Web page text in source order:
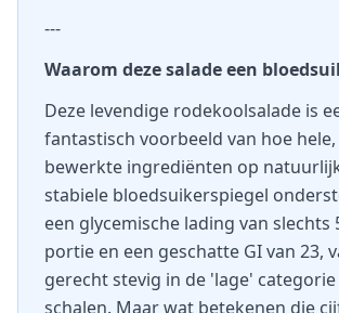
---
Waarom deze salade een
Deze levendige rodekoolsalade is
fantastisch voorbeeld van hoe
bewerkte ingrediënten op
stabiele bloedsuikerspiegel
een glycemische lading van slechts
portie en een geschatte GI van 23,
gerecht stevig in de 'lage'
schalen. Maar wat betekenen die